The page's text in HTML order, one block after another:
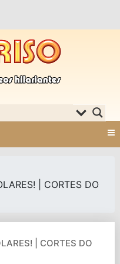
| CORTES DO
| CORTES DO